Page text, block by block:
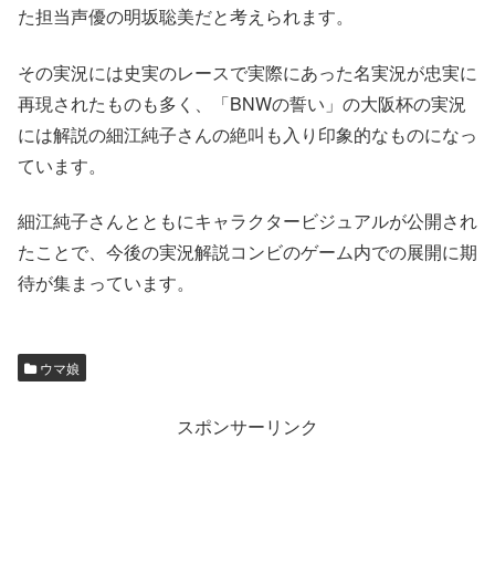
た担当声優の明坂聡美だと考えられます。
その実況には史実のレースで実際にあった名実況が忠実に
再現されたものも多く、「BNWの誓い」の大阪杯の実況
には解説の細江純子さんの絶叫も入り印象的なものになっ
ています。
細江純子さんとともにキャラクタービジュアルが公開され
たことで、今後の実況解説コンビのゲーム内での展開に期
待が集まっています。
ウマ娘
スポンサーリンク